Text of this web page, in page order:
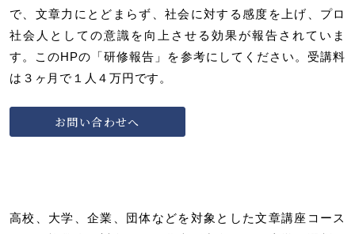
で、文章力にとどまらず、社会に対する感度を上げ、プロ
社会人としての意識を向上させる効果が報告されていま
す。このHPの「研修報告」を参考にしてください。受講料
は３ヶ月で１人４万円です。
お問い合わせへ
高校、大学、企業、団体などを対象とした文章講座コース